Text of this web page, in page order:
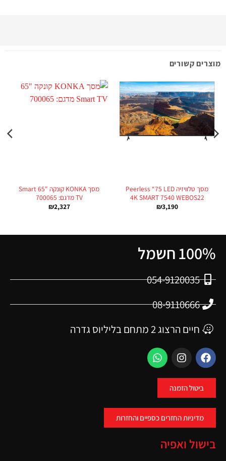
מוצרים קשורים
מסך טלוויזיה Peerless “75 LED
4K SMART 7540 WEBOS22
₪3,190
מסך KONKA קונקה "65 Smart
TV מדגם: 700065
₪2,327
100% חשמל
054-9120035
08-9110666
חיים הרצוג 2 מתחם בליליוס גדרה
ביטול הזמנה
מדיניות החזרים כספיים והחזרות
בישול ואפיה